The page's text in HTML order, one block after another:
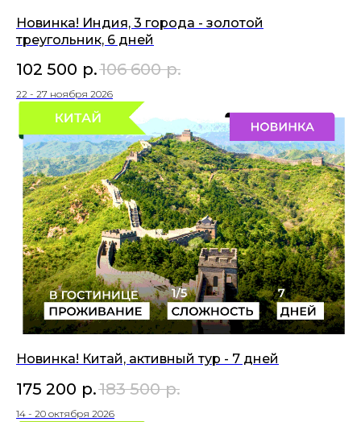
Новинка! Индия, 3 города - золотой
треугольник, 6 дней
102 500 р.106 600 р.
22 - 27 ноября 2026
Новинка! Китай, активный тур - 7 дней
175 200 р.183 500 р.
14 - 20 октября 2026